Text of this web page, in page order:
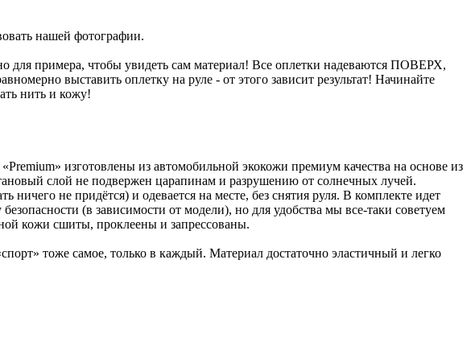
нашей фотографии.
примера, чтобы увидеть сам материал! Все оплетки надеваются ПОВЕРХ,
выставить оплетку на руле - от этого зависит результат! Начинайте
нить и кожу!
изготовлены из автомобильной экокожи премиум качества на основе из
слой не подвержен царапинам и разрушению от солнечных лучей.
не придётся) и одевается на месте, без снятия руля. В комплекте идет
(в зависимости от модели), но для удобства мы все-таки советуем
кожи сшиты, проклеены и запрессованы.
тоже самое, только в каждый. Материал достаточно эластичный и легко